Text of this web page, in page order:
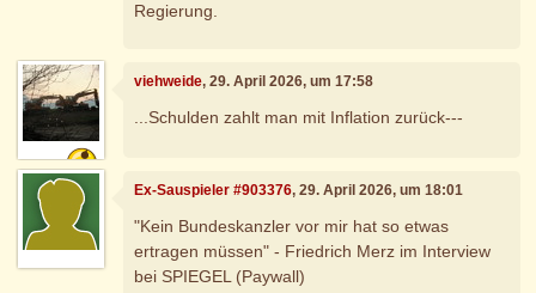
Regierung.
viehweide, 29. April 2026, um 17:58
...Schulden zahlt man mit Inflation zurück---
Ex-Sauspieler #903376, 29. April 2026, um 18:01
"Kein Bundeskanzler vor mir hat so etwas
ertragen müssen" - Friedrich Merz im Interview
bei SPIEGEL (Paywall)